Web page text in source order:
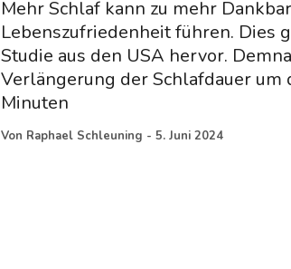
Mehr Schlaf kann zu mehr
Lebenszufriedenheit führen. Dies
Studie aus den USA hervor.
Verlängerung der Schlafdauer
Minuten
Von Raphael Schleuning - 5. Juni 2024